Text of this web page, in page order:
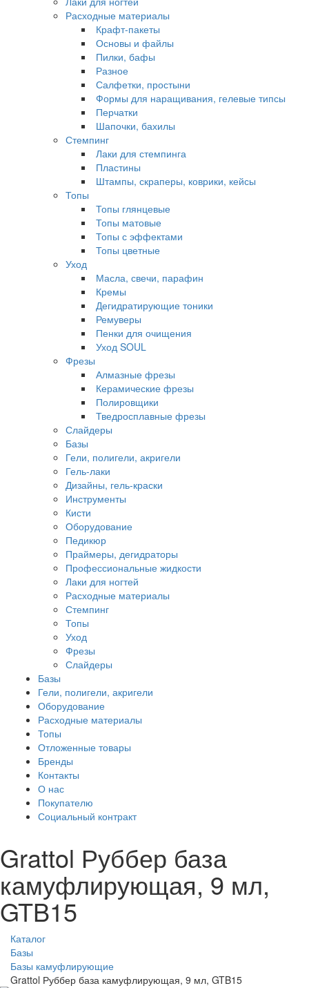
Расходные материалы
Крафт-пакеты
Основы и файлы
Пилки, бафы
Разное
Салфетки, простыни
Формы для наращивания, гелевые типсы
Перчатки
Шапочки, бахилы
Стемпинг
Лаки для стемпинга
Пластины
Штампы, скраперы, коврики, кейсы
Топы
Топы глянцевые
Топы матовые
Топы с эффектами
Топы цветные
Уход
Масла, свечи, парафин
Кремы
Дегидратирующие тоники
Ремуверы
Пенки для очищения
Уход SOUL
Фрезы
Алмазные фрезы
Керамические фрезы
Полировщики
Тведросплавные фрезы
Слайдеры
Базы
Гели, полигели, акригели
Гель-лаки
Дизайны, гель-краски
Инструменты
Кисти
Оборудование
Педикюр
Праймеры, дегидраторы
Профессиональные жидкости
Лаки для ногтей
Расходные материалы
Стемпинг
Топы
Уход
Фрезы
Слайдеры
Базы
Гели, полигели, акригели
Оборудование
Расходные материалы
Топы
Отложенные товары
Бренды
Контакты
О нас
Покупателю
Социальный контракт
Grattol Руббер база
камуфлирующая, 9 мл,
GTB15
Каталог
Базы
Базы камуфлирующие
Grattol Руббер база камуфлирующая, 9 мл, GTB15